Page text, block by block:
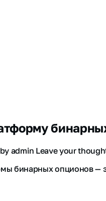
admin Leave your
бинарных опционов —